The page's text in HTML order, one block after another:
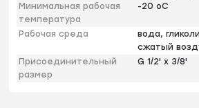
Минимальная рабочая
температура
-20 оС
Рабочая среда
вода,
сжатый
Присоединительный
размер
G 1/2' х 3/8'